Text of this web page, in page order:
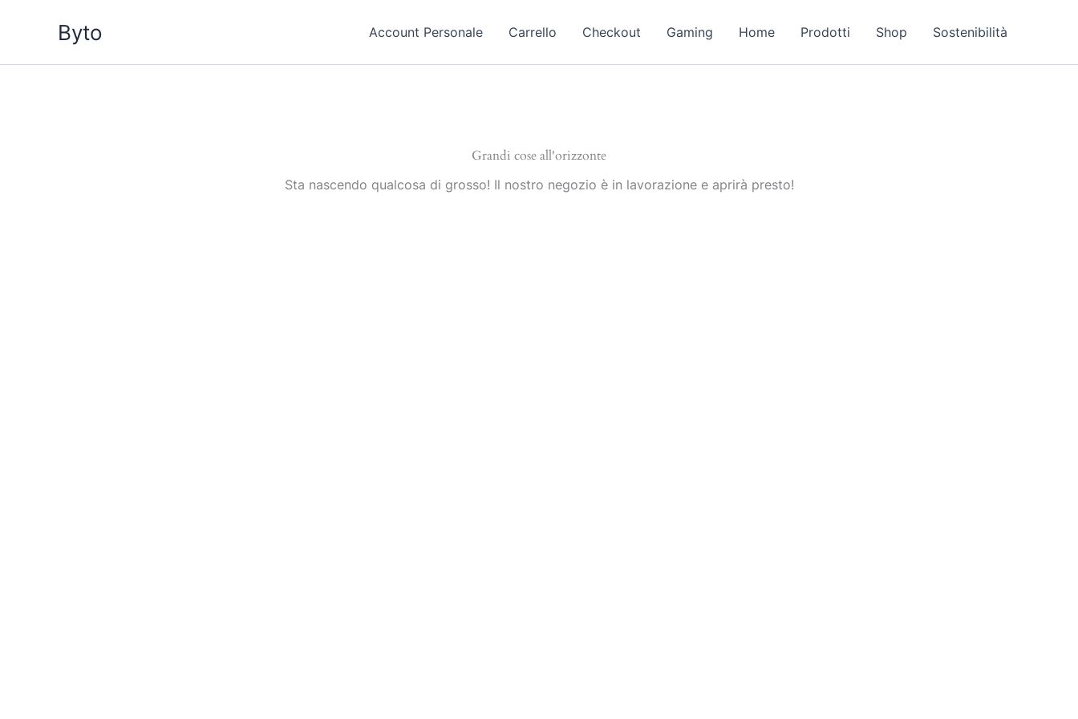
Byto Account Personale Carrello Checkout Gaming Home Prodotti Shop Sostenibilità
Grandi cose all'orizzonte
Sta nascendo qualcosa di grosso! Il nostro negozio è in lavorazione e aprirà presto!